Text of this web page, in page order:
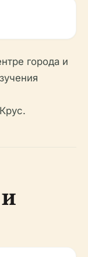
города и